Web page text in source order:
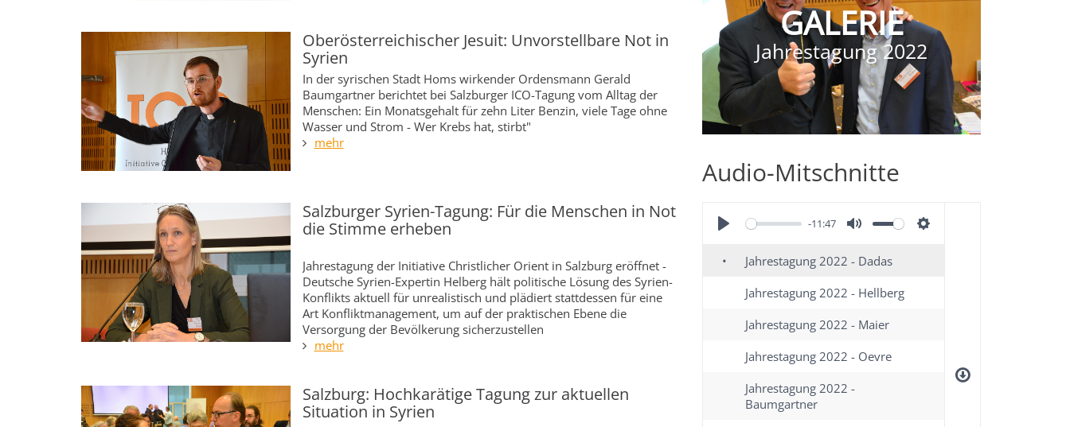
Oberösterreichischer Jesuit: Unvorstellbare Not in
Syrien
In der syrischen Stadt Homs wirkender Ordensmann Gerald
Baumgartner berichtet bei Salzburger ICO-Tagung vom Alltag der
Menschen: Ein Monatsgehalt für zehn Liter Benzin, viele Tage ohne
Wasser und Strom - Wer Krebs hat, stirbt"
mehr
Salzburger Syrien-Tagung: Für die Menschen in Not
die Stimme erheben
Jahrestagung der Initiative Christlicher Orient in Salzburg eröffnet -
Deutsche Syrien-Expertin Helberg hält politische Lösung des Syrien-
Konflikts aktuell für unrealistisch und plädiert stattdessen für eine
Art Konfliktmanagement, um auf der praktischen Ebene die
Versorgung der Bevölkerung sicherzustellen
mehr
Salzburg: Hochkarätige Tagung zur aktuellen
Situation in Syrien
GALERIE
Jahrestagung 2022
Audio-Mitschnitte
-11:47
Jahrestagung 2022 - Dadas
Jahrestagung 2022 - Hellberg
Jahrestagung 2022 - Maier
Jahrestagung 2022 - Oevre
Jahrestagung 2022 -
Baumgartner